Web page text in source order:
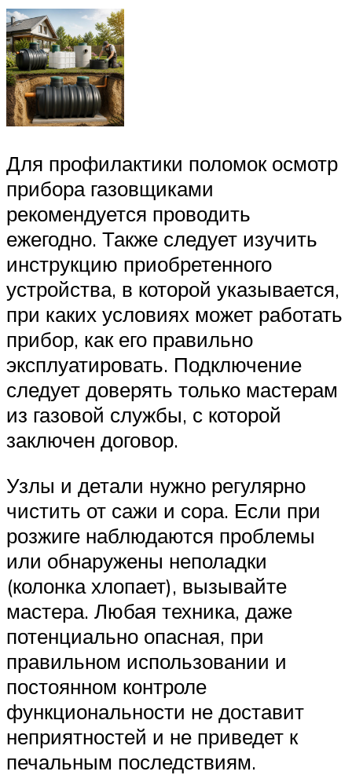
Для профилактики поломок осмотр
прибора газовщиками
рекомендуется проводить
ежегодно. Также следует изучить
инструкцию приобретенного
устройства, в которой указывается,
при каких условиях может работать
прибор, как его правильно
эксплуатировать. Подключение
следует доверять только мастерам
из газовой службы, с которой
заключен договор.
Узлы и детали нужно регулярно
чистить от сажи и сора. Если при
розжиге наблюдаются проблемы
или обнаружены неполадки
(колонка хлопает), вызывайте
мастера. Любая техника, даже
потенциально опасная, при
правильном использовании и
постоянном контроле
функциональности не доставит
неприятностей и не приведет к
печальным последствиям.